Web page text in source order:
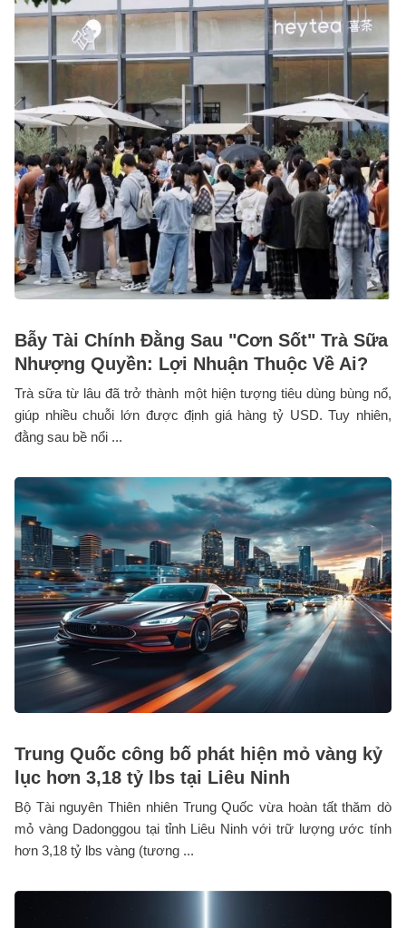
Bẫy Tài Chính Đằng Sau "Cơn Sốt" Trà Sữa
Nhượng Quyền: Lợi Nhuận Thuộc Về Ai?
Trà sữa từ lâu đã trở thành một hiện tượng tiêu dùng bùng nổ,
giúp nhiều chuỗi lớn được định giá hàng tỷ USD. Tuy nhiên,
đằng sau bề nổi ...
Trung Quốc công bố phát hiện mỏ vàng kỷ
lục hơn 3,18 tỷ lbs tại Liêu Ninh
Bộ Tài nguyên Thiên nhiên Trung Quốc vừa hoàn tất thăm dò
mỏ vàng Dadonggou tại tỉnh Liêu Ninh với trữ lượng ước tính
hơn 3,18 tỷ lbs vàng (tương ...